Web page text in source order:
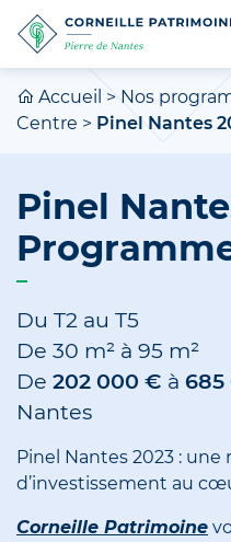
Accueil > Nos
Centre > Pinel Nantes
Pinel
Du T2 au T5
De 30 m² à 95 m²
De 202 000 € à
Nantes
Pinel Nantes 2023 :
d’investissement au
Corneille Patrimoine